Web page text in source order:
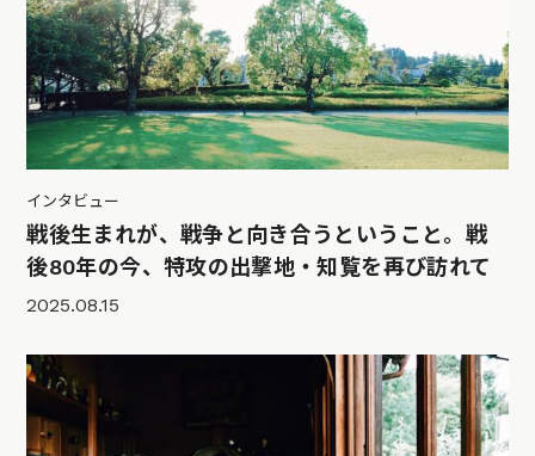
インタビュー
戦後生まれが、戦争と向き合うということ。戦
後80年の今、特攻の出撃地・知覧を再び訪れて
2025.08.15